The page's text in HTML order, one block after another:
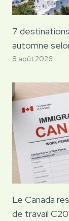
7
automne
8 août 2026
Le Canada
de travail